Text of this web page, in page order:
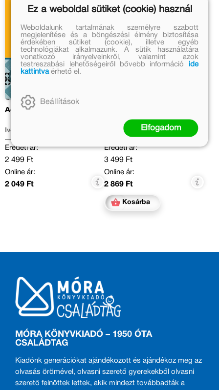
Add a mancsod!
Ivona Březinová
Eredeti ár:
2 499 Ft
Online ár:
2 049 Ft
Dóka Péter
Eredeti ár:
3 499 Ft
Online ár:
2 869 Ft
Kosárba
MÓRA KÖNYVKIADÓ – 1950 ÓTA
CSALÁDTAG
Kiadónk generációkat ajándékozott és ajándékoz meg az
olvasás örömével, olvasni szerető gyerekekből olvasni
szerető felnőttek lettek, akik mindezt továbbadták a
Ez a weboldal sütiket (cookie) használ
Weboldalunk tartalmának személyre szabott
megjelenítése és a böngészési élmény biztosítása
érdekében sütiket (cookie), illetve egyéb
technológiákat alkalmazunk. A sütik használatára
vonatkozó irányelveinkről, valamint azok
testreszabási lehetőségeiről bővebb információ
ide
kattintvaérhető el.
Beállítások
Elfogadom